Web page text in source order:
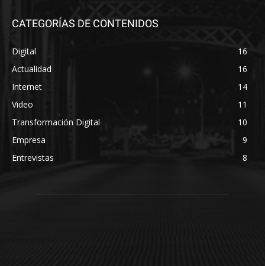
CATEGORÍAS DE CONTENIDOS
Digital
16
Actualidad
16
Internet
14
Video
11
Transformación Digital
10
Empresa
9
Entrevistas
8